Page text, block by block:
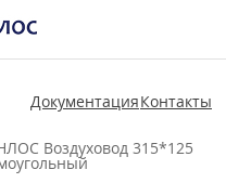
ДокументацияКонтакты
Воздуховод 315*125